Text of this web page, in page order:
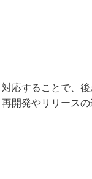
応することで、
開発やリリースの